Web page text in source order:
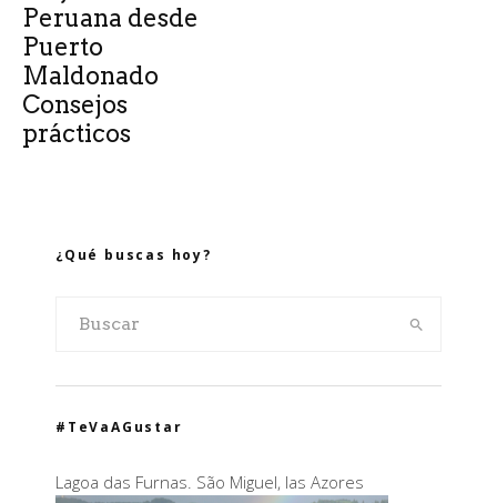
Peruana desde
Puerto
Maldonado
Consejos
prácticos
¿Qué buscas hoy?
#TeVaAGustar
Lagoa das Furnas. São Miguel, las Azores